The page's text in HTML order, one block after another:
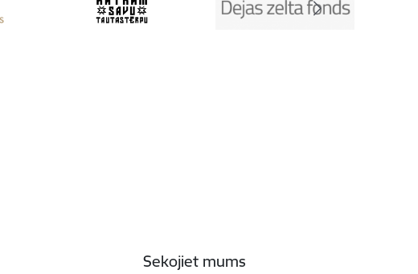
Sekojiet mums